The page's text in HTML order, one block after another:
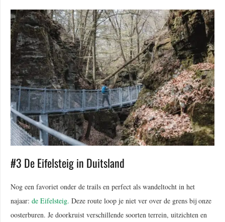
#3 De Eifelsteig in Duitsland
Nog een favoriet onder de trails en perfect als wandeltocht in het
najaar: de Eifelsteig. Deze route loop je niet ver over de grens bij onze
oosterburen. Je doorkruist verschillende soorten terrein, uitzichten en